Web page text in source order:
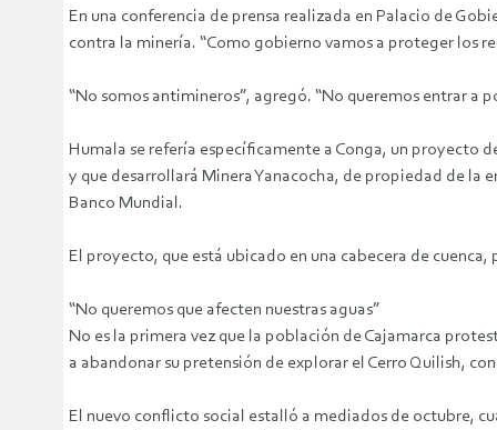
En una conferencia de prensa realizada en Palacio de
contra la minería. “Como gobierno vamos a proteger los
“No somos antimineros”, agregó. “No queremos entrar a
Humala se refería específicamente a Conga, un proyecto
y que desarrollará Minera Yanacocha, de propiedad de la
Banco Mundial.
El proyecto, que está ubicado en una cabecera de
“No queremos que afecten nuestras aguas”
No es la primera vez que la población de Cajamarca
a abandonar su pretensión de explorar el Cerro Quilish,
El nuevo conflicto social estalló a mediados de octubre,